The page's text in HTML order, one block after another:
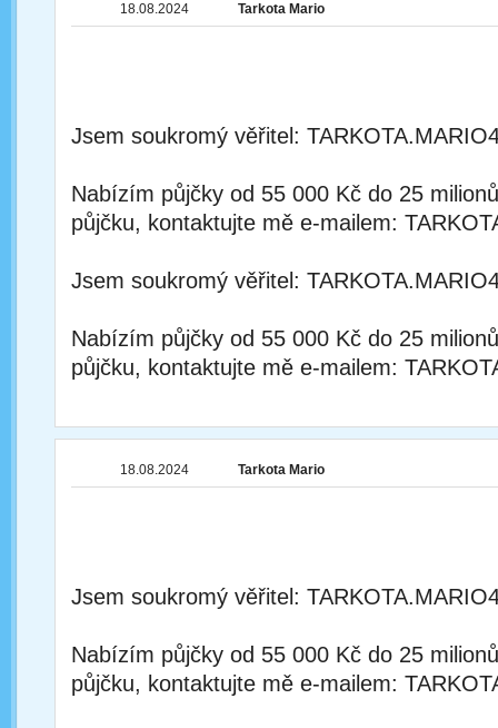
18.08.2024 Tarkota Mario
Jsem soukromý věřitel:
Nabízím půjčky od 55 000 Kč do 25
půjčku, kontaktujte mě e-mailem:
Jsem soukromý věřitel:
Nabízím půjčky od 55 000 Kč do 25
půjčku, kontaktujte mě e-mailem:
18.08.2024 Tarkota Mario
Jsem soukromý věřitel:
Nabízím půjčky od 55 000 Kč do 25
půjčku, kontaktujte mě e-mailem: